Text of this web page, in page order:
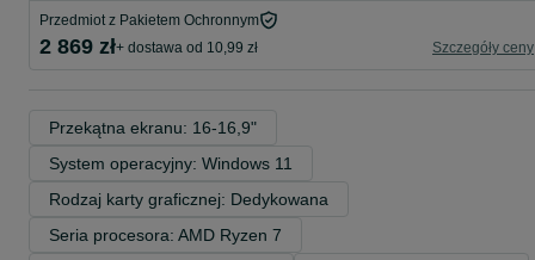
Przedmiot z Pakietem Ochronnym
2 869 zł+ dostawa od 10,99 zł Szczegóły ceny
Przekątna ekranu: 16-16,9"
System operacyjny: Windows 11
Rodzaj karty graficznej: Dedykowana
Seria procesora: AMD Ryzen 7